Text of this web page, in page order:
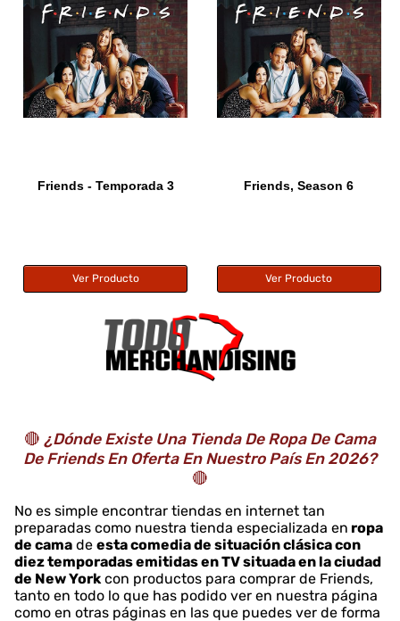
Friends - Temporada 3
Ver Producto
Friends, Season 6
Ver Producto
🔴 ¿Dónde Existe Una Tienda De Ropa De Cama
De Friends En Oferta En Nuestro País En 2026?
🔴
No es simple encontrar tiendas en internet tan
preparadas como nuestra tienda especializada en ropa
de cama de esta comedia de situación clásica con
diez temporadas emitidas en TV situada en la ciudad
de New Yorkcon productos para comprar de Friends,
tanto en todo lo que has podido ver en nuestra página
como en otras páginas en las que puedes ver de forma